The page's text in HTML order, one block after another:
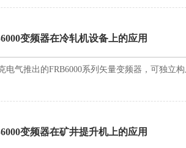
变频器在冷轧机设备上的应用
电气推出的FRB6000系列矢量变频器，可独立
变频器在矿井提升机上的应用